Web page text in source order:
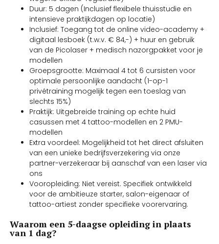
Duur: 5 dagen (Inclusief flexibele thuisstudie en
intensieve praktijkdagen op locatie)
Inclusief: Toegang tot de online video-academy +
digitaal lesboek (t.w.v. € 84,-) + huur en gebruik
van de Picolaser + medisch nazorgpakket voor je
modellen
Groepsgrootte: Maximaal 4 tot 6 cursisten voor
optimale persoonlijke aandacht (1-op-1
privétraining mogelijk tegen een toeslag van
slechts 15%)
Praktijk: Uitgebreide training op echte huid
casussen met 4 tattoo-modellen en 2 PMU-
modellen
Extra voordeel: Mogelijkheid tot het direct afsluiten
van een unieke bedrijfsverzekering via onze
partner-verzekeraar bij aanschaf van een laser via
ons
Vooropleiding: Niet vereist. Specifiek ontwikkeld
voor de ambitieuze starter, salon-eigenaar of
tattoo-artiest zonder specifieke voorervaring.
Waarom een 5-daagse opleiding in plaats
van 1 dag?